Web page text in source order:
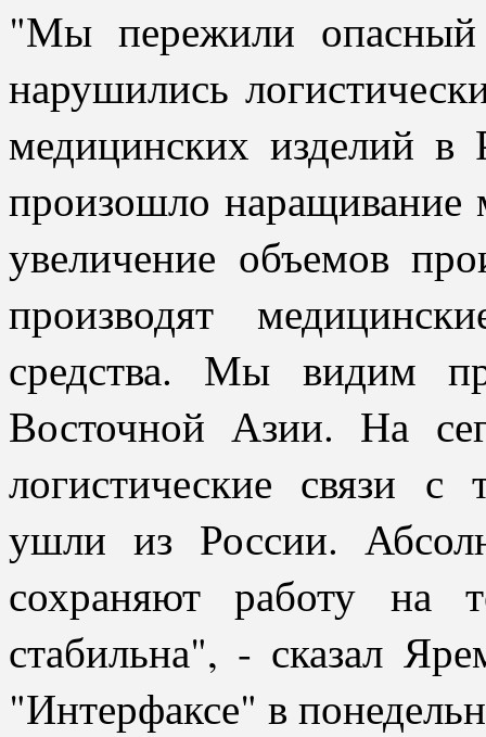
"Мы пережили опасный
нарушились
медицинских изделий в
произошло
увеличение объемов
производят
средства. Мы видим
Восточной Азии. На
логистические связи
ушли из России.
сохраняют работу на
стабильна", - сказал
"Интерфаксе" в